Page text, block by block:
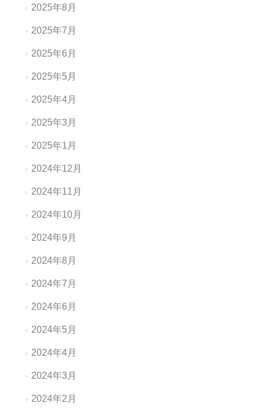
2025年8月
2025年7月
2025年6月
2025年5月
2025年4月
2025年3月
2025年1月
2024年12月
2024年11月
2024年10月
2024年9月
2024年8月
2024年7月
2024年6月
2024年5月
2024年4月
2024年3月
2024年2月